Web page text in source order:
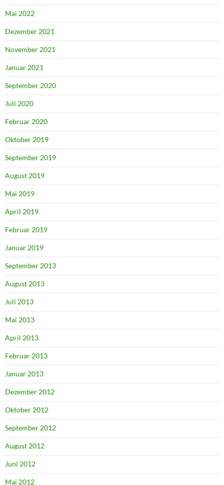
Mai 2022
Dezember 2021
November 2021
Januar 2021
September 2020
Juli 2020
Februar 2020
Oktober 2019
September 2019
August 2019
Mai 2019
April 2019
Februar 2019
Januar 2019
September 2013
August 2013
Juli 2013
Mai 2013
April 2013
Februar 2013
Januar 2013
Dezember 2012
Oktober 2012
September 2012
August 2012
Juni 2012
Mai 2012